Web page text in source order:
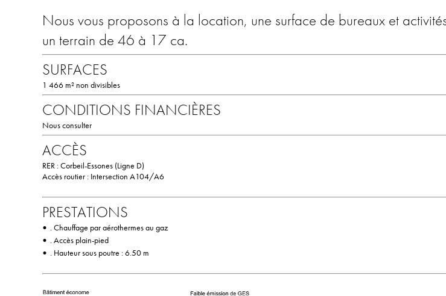
Nous vous proposons à la location, une surface de bureaux et
un terrain de 46 à 17 ca.
SURFACES
1 466 m² non divisibles
CONDITIONS FINANCIÈRES
Nous consulter
ACCÈS
RER : Corbeil-Essones (Ligne D)
Accès routier : Intersection A104/A6
PRESTATIONS
• . Chauffage par aérothermes au gaz
• . Accès plain-pied
• . Hauteur sous poutre : 6.50 m